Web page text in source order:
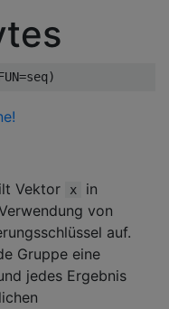
=seq)
Vektor x
in
von
auf.
Gruppe eine
jedes Ergebnis